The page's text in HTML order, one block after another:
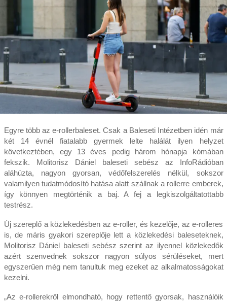
Egyre több az e-rollerbaleset. Csak a Baleseti Intézetben idén már
két 14 évnél fiatalabb gyermek lelte halálát ilyen helyzet
következtében, egy 13 éves pedig három hónapja kómában
fekszik. Molitorisz Dániel baleseti sebész az InfoRádióban
aláhúzta, nagyon gyorsan, védőfelszerelés nélkül, sokszor
valamilyen tudatmódosító hatása alatt szállnak a rollerre emberek,
így könnyen megtörténik a baj. A fej a legkiszolgáltatottabb
testrész.
Új szereplő a közlekedésben az e-roller, és kezelője, az e-rolleres
is, de máris gyakori szereplője lett a közlekedési baleseteknek,
Molitorisz Dániel baleseti sebész szerint az ilyennel közlekedők
azért szenvednek sokszor nagyon súlyos sérüléseket, mert
egyszerűen még nem tanultuk meg ezeket az alkalmatosságokat
kezelni.
„Az e-rollerekről elmondható, hogy rettentő gyorsak, használóik